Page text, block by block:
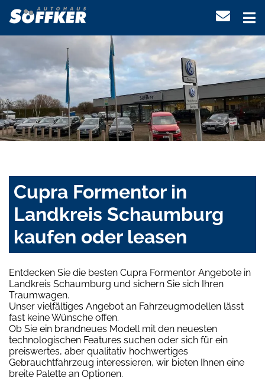
Cupra Formentor in
Landkreis Schaumburg
kaufen oder leasen
Entdecken Sie die besten Cupra Formentor Angebote in
Landkreis Schaumburg und sichern Sie sich Ihren
Traumwagen.
Unser vielfältiges Angebot an Fahrzeugmodellen lässt
fast keine Wünsche offen.
Ob Sie ein brandneues Modell mit den neuesten
technologischen Features suchen oder sich für ein
preiswertes, aber qualitativ hochwertiges
Gebrauchtfahrzeug interessieren, wir bieten Ihnen eine
breite Palette an Optionen.